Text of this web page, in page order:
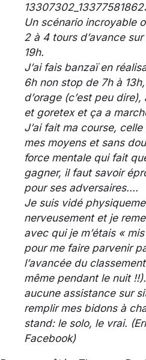
Un scénario incroyable
2 à 4 tours d’avance
19h.
J’ai fais banzaï en
6h non stop de 7h à
d’orage (c’est peu
et goretex et ça a
J’ai fait ma course,
mes moyens et sans
force mentale qui fait
gagner, il faut savoir
pour ses adversaires….
Je suis vidé
nerveusement et je
avec qui je m’étais «
pour me faire parvenir
l’avancée du
même pendant le nuit
aucune assistance sur
remplir mes bidons à
stand: le solo, le vrai.
Facebook)